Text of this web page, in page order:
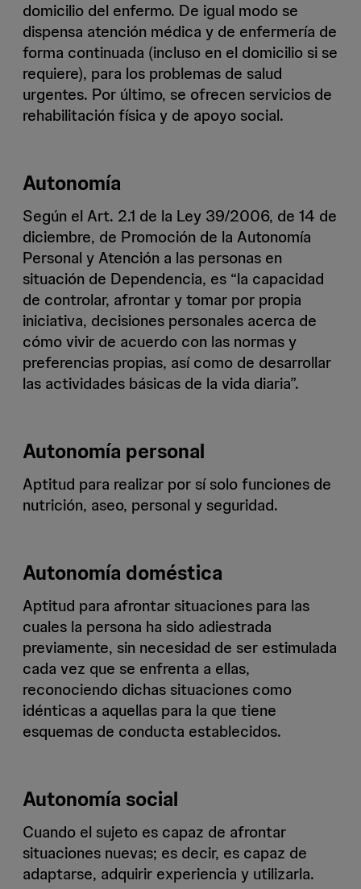
domicilio del enfermo. De igual modo se
dispensa atención médica y de enfermería de
forma continuada (incluso en el domicilio si se
requiere), para los problemas de salud
urgentes. Por último, se ofrecen servicios de
rehabilitación física y de apoyo social.
Autonomía
Según el Art. 2.1 de la Ley 39/2006, de 14 de
diciembre, de Promoción de la Autonomía
Personal y Atención a las personas en
situación de Dependencia, es “la capacidad
de controlar, afrontar y tomar por propia
iniciativa, decisiones personales acerca de
cómo vivir de acuerdo con las normas y
preferencias propias, así como de desarrollar
las actividades básicas de la vida diaria”.
Autonomía personal
Aptitud para realizar por sí solo funciones de
nutrición, aseo, personal y seguridad.
Autonomía doméstica
Aptitud para afrontar situaciones para las
cuales la persona ha sido adiestrada
previamente, sin necesidad de ser estimulada
cada vez que se enfrenta a ellas,
reconociendo dichas situaciones como
idénticas a aquellas para la que tiene
esquemas de conducta establecidos.
Autonomía social
Cuando el sujeto es capaz de afrontar
situaciones nuevas; es decir, es capaz de
adaptarse, adquirir experiencia y utilizarla.